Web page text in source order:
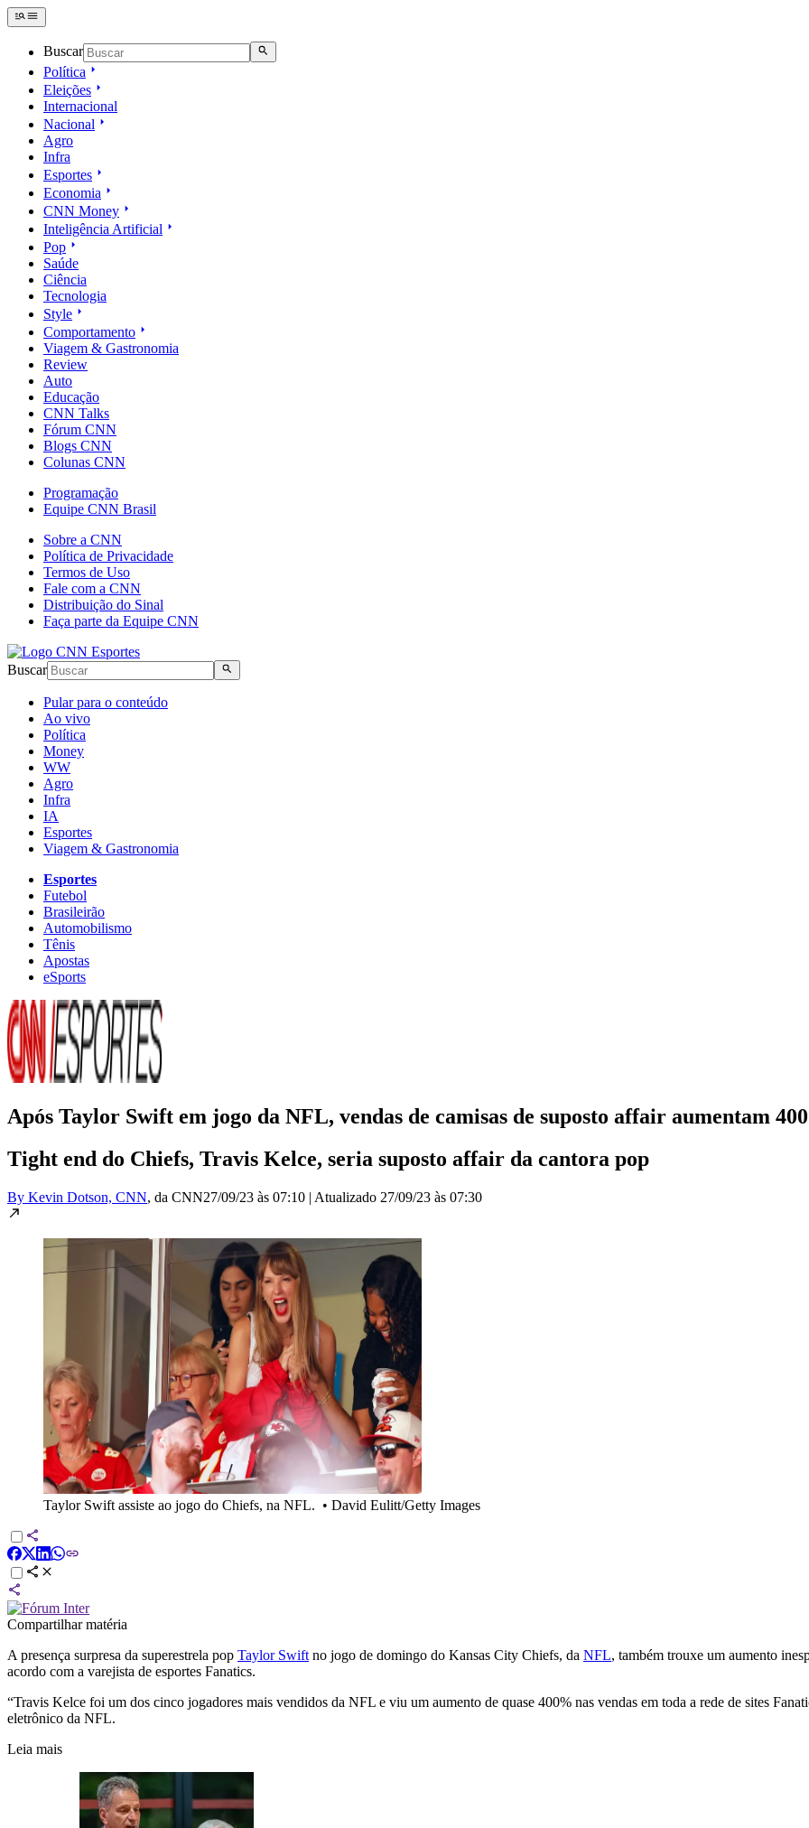
Buscar
Política
Eleições
Internacional
Nacional
Agro
Infra
Esportes
Economia
CNN Money
Inteligência Artificial
Pop
Saúde
Ciência
Tecnologia
Style
Comportamento
Viagem & Gastronomia
Review
Auto
Educação
CNN Talks
Fórum CNN
Blogs CNN
Colunas CNN
Programação
Equipe CNN Brasil
Sobre a CNN
Política de Privacidade
Termos de Uso
Fale com a CNN
Distribuição do Sinal
Faça parte da Equipe CNN
Buscar
Pular para o conteúdo
Ao vivo
Política
Money
WW
Agro
Infra
IA
Esportes
Viagem & Gastronomia
Esportes
Futebol
Brasileirão
Automobilismo
Tênis
Apostas
eSports
Após Taylor Swift em jogo da NFL, vendas de camisas de suposto affair aumentam
Tight end do Chiefs, Travis Kelce, seria suposto affair da cantora pop
By Kevin Dotson, CNN, da CNN27/09/23 às 07:10 | Atualizado 27/09/23 às 07:30
Taylor Swift assiste ao jogo do Chiefs, na NFL. • David Eulitt/Getty Images
Compartilhar matéria
A presença surpresa da superestrela pop Taylor Swift no jogo de domingo do Kansas City Chiefs, da NFL, também trouxe um aumento
acordo com a varejista de esportes Fanatics.
“Travis Kelce foi um dos cinco jogadores mais vendidos da NFL e viu um aumento de quase 400% nas vendas em toda a rede de sites
eletrônico da NFL.
Leia mais